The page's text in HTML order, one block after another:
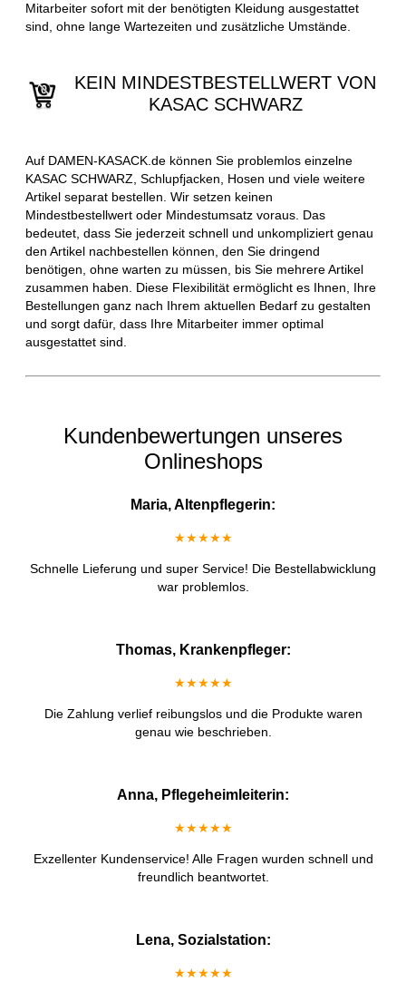
Mitarbeiter sofort mit der benötigten Kleidung ausgestattet
sind, ohne lange Wartezeiten und zusätzliche Umstände.
KEIN MINDESTBESTELLWERT VON
KASAC SCHWARZ
Auf DAMEN-KASACK.de können Sie problemlos einzelne
KASAC SCHWARZ, Schlupfjacken, Hosen und viele weitere
Artikel separat bestellen. Wir setzen keinen
Mindestbestellwert oder Mindestumsatz voraus. Das
bedeutet, dass Sie jederzeit schnell und unkompliziert genau
den Artikel nachbestellen können, den Sie dringend
benötigen, ohne warten zu müssen, bis Sie mehrere Artikel
zusammen haben. Diese Flexibilität ermöglicht es Ihnen, Ihre
Bestellungen ganz nach Ihrem aktuellen Bedarf zu gestalten
und sorgt dafür, dass Ihre Mitarbeiter immer optimal
ausgestattet sind.
Kundenbewertungen unseres
Onlineshops
Maria, Altenpflegerin:
★★★★★
Schnelle Lieferung und super Service! Die Bestellabwicklung
war problemlos.
Thomas, Krankenpfleger:
★★★★★
Die Zahlung verlief reibungslos und die Produkte waren
genau wie beschrieben.
Anna, Pflegeheimleiterin:
★★★★★
Exzellenter Kundenservice! Alle Fragen wurden schnell und
freundlich beantwortet.
Lena, Sozialstation:
★★★★★